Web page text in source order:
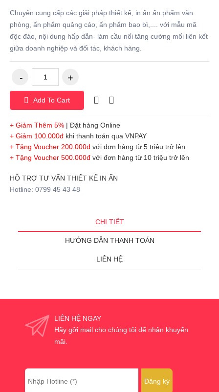
Chuyên cung cấp các giải pháp thiết kế, in ấn ấn phẩm văn
phòng, ấn phẩm quảng cáo, ấn phẩm bao bì,.... với mẫu mã
độc đáo, nội dung hấp dẫn- làm cầu nối tăng cường mối liên kết
giữa doanh nghiệp và đối tác, khách hàng.
Add To Cart
+ Giảm Thêm 5% | Đặt hàng Online
+ Giảm 100.000đ khi thanh toán qua VNPAY
+ Tặng Voucher 200.000đ với đơn hàng từ 5 triệu trở lên
+ Tặng Voucher 500.000đ với đơn hàng từ 10 triệu trở lên
HỖ TRỢ TƯ VẤN THIẾT KẾ IN ẤN
Hotline: 0799 45 43 48
CHI TIẾT
HƯỚNG DẪN THANH TOÁN
LIÊN HỆ
LIÊN HỆ NGAY
Hãy gởi mail cho chúng tôi để nhận khuyến
mãi.